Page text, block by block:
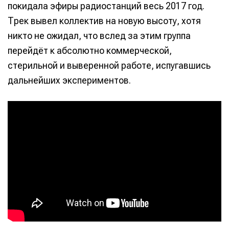
покидала эфиры радиостанций весь 2017 год.
Трек вывел коллектив на новую высоту, хотя
никто не ожидал, что вслед за этим группа
перейдёт к абсолютно коммерческой,
стерильной и выверенной работе, испугавшись
дальнейших экспериментов.